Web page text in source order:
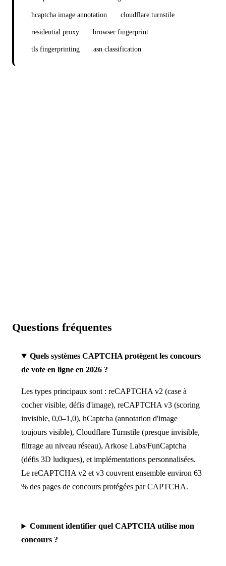
hcaptcha image annotation cloudflare turnstile
residential proxy browser fingerprint
tls fingerprinting asn classification
Questions fréquentes
Quels systèmes CAPTCHA protègent les concours
de vote en ligne en 2026 ?
Les types principaux sont : reCAPTCHA v2 (case à
cocher visible, défis d'image), reCAPTCHA v3 (scoring
invisible, 0,0–1,0), hCaptcha (annotation d'image
toujours visible), Cloudflare Turnstile (presque invisible,
filtrage au niveau réseau), Arkose Labs/FunCaptcha
(défis 3D ludiques), et implémentations personnalisées.
Le reCAPTCHA v2 et v3 couvrent ensemble environ 63
% des pages de concours protégées par CAPTCHA.
Comment identifier quel CAPTCHA utilise mon
concours ?